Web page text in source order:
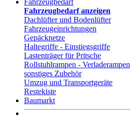
Fahrzeugbedarf anzeigen
Dachlüfter und Bodenlüfter
Fahrzeugeinrichtungen
Gepäcknetze
Haltegriffe - Einstiegsgriffe
Lastenträger für Pritsche
Rollstuhlrampen - Verladerampen
sonstiges Zubehör
Umzug und Transportgeräte
Restekiste
Baumarkt